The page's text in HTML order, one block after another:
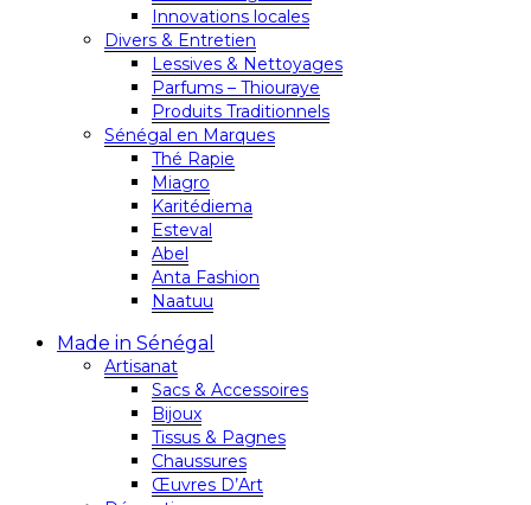
Innovations locales
Divers & Entretien
Lessives & Nettoyages
Parfums – Thiouraye
Produits Traditionnels
Sénégal en Marques
Thé Rapie
Miagro
Karitédiema
Esteval
Abel
Anta Fashion
Naatuu
Made in Sénégal
Artisanat
Sacs & Accessoires
Bijoux
Tissus & Pagnes
Chaussures
Œuvres D’Art